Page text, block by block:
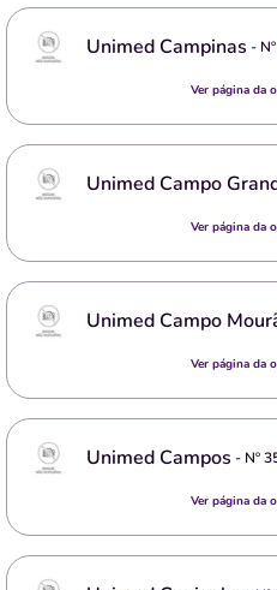
Unimed Campinas - Nº
Ver página da
Unimed Campo
Ver página da
Unimed Campo
Ver página da
Unimed Campos - Nº
Ver página da